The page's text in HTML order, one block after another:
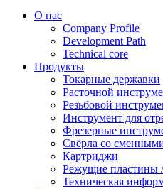
О нас
Company Profile
Development Path
Technical core
Продукты
Токарные державки
Расточной
Резьбовой
Инструмент для
Фрезерные
Свёрла со
Картриджи
Режущие пластины
Техническая